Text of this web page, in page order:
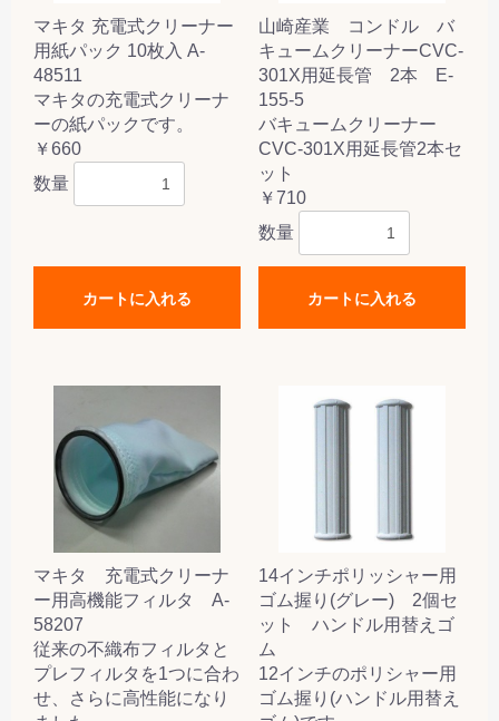
マキタ 充電式クリーナー
用紙パック 10枚入 A-
48511
マキタの充電式クリーナ
ーの紙パックです。
￥660
数量
カートに入れる
山崎産業 コンドル バ
キュームクリーナーCVC-
301X用延長管 2本 E-
155-5
バキュームクリーナー
CVC-301X用延長管2本セ
ット
￥710
数量
カートに入れる
マキタ 充電式クリーナ
ー用高機能フィルタ A-
58207
従来の不織布フィルタと
プレフィルタを1つに合わ
せ、さらに高性能になり
14インチポリッシャー用
ゴム握り(グレー) 2個セ
ット ハンドル用替えゴ
ム
12インチのポリシャー用
ゴム握り(ハンドル用替え